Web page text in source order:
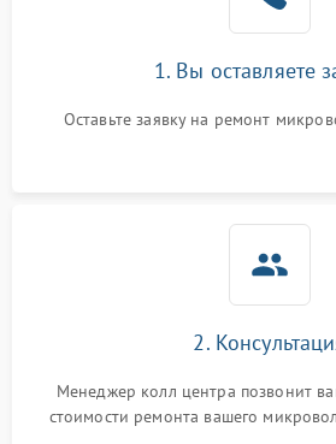
1. Вы оставляете
Оставьте заявку на ремонт
2.
Менеджер колл центра позвонит
стоимости ремонта вашего